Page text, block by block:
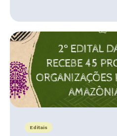
Editais